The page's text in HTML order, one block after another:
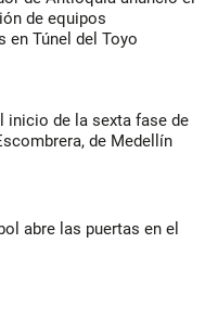
de equipos
en Túnel del Toyo
inicio de la sexta fase de
de Medellín
abre las puertas en el